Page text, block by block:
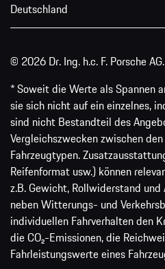
Deutschland
© 2026 Dr. Ing. h.c. F. Porsche AG.
* Soweit die Werte als Spannen
sie sich nicht auf ein einzelnes,
sind nicht Bestandteil des
Vergleichszwecken zwischen
Fahrzeugtypen.
Reifenformat usw.) können
z.B. Gewicht, Rollwiderstand
neben Witterungs- und
individuellen Fahrverhalten den
die CO₂-Emissionen, die
Fahrleistungswerte eines